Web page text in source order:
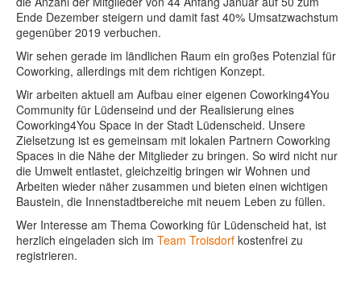
Ende Dezember steigern und damit fast 40% Umsatzwachstum
gegenüber 2019 verbuchen.
Wir sehen gerade im ländlichen Raum ein großes Potenzial für
Coworking, allerdings mit dem richtigen Konzept.
Wir arbeiten aktuell am Aufbau einer eigenen Coworking4You
Community für Lüdenseind und der Realisierung eines
Coworking4You Space in der Stadt Lüdenscheid. Unsere
Zielsetzung ist es gemeinsam mit lokalen Partnern Coworking
Spaces in die Nähe der Mitglieder zu bringen. So wird nicht nur
die Umwelt entlastet, gleichzeitig bringen wir Wohnen und
Arbeiten wieder näher zusammen und bieten einen wichtigen
Baustein, die Innenstadtbereiche mit neuem Leben zu füllen.
Wer Interesse am Thema Coworking für Lüdenscheid hat, ist
herzlich eingeladen sich im Team Troisdorf kostenfrei zu
registrieren.